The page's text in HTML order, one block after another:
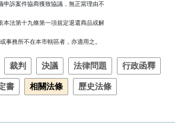
申訴案件協商獲致協議，無正當理由不
本法第十九條第一項規定退還商品或解
事務所不在本市轄區者，亦適用之。
裁判 決議 法律問題 行政函釋
書 相關法條 歷史法條